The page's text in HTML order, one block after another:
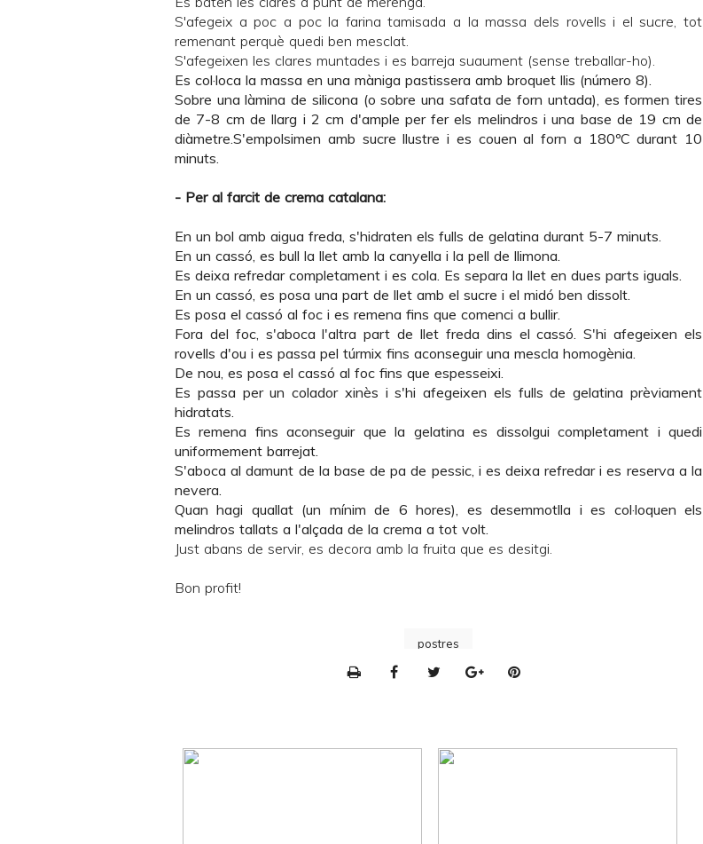
S'afegeix a poc a poc la farina tamisada a la massa dels rovells i el sucre, tot
remenant perquè quedi ben mesclat.
S'afegeixen les clares muntades i es barreja suaument (sense treballar-ho).
Es col·loca la massa en una màniga pastissera amb broquet llis (número 8).
Sobre una làmina de silicona (o sobre una safata de forn untada), es formen tires
de 7-8 cm de llarg i 2 cm d'ample per fer els melindros i una base de 19 cm de
diàmetre.S'empolsimen amb sucre llustre i es couen al forn a 180ºC durant 10
minuts.
- Per al farcit de crema catalana:
En un bol amb aigua freda, s'hidraten els fulls de gelatina durant 5-7 minuts.
En un cassó, es bull la llet amb la canyella i la pell de llimona.
Es deixa refredar completament i es cola. Es separa la llet en dues parts iguals.
En un cassó, es posa una part de llet amb el sucre i el midó ben dissolt.
Es posa el cassó al foc i es remena fins que comenci a bullir.
Fora del foc, s'aboca l'altra part de llet freda dins el cassó. S'hi afegeixen els
rovells d'ou i es passa pel túrmix fins aconseguir una mescla homogènia.
De nou, es posa el cassó al foc fins que espesseixi.
Es passa per un colador xinès i s'hi afegeixen els fulls de gelatina prèviament
hidratats.
Es remena fins aconseguir que la gelatina es dissolgui completament i quedi
uniformement barrejat.
S'aboca al damunt de la base de pa de pessic, i es deixa refredar i es reserva a la
nevera.
Quan hagi quallat (un mínim de 6 hores), es desemmotlla i es col·loquen els
melindros tallats a l'alçada de la crema a tot volt.
Just abans de servir, es decora amb la fruita que es desitgi.
Bon profit!
postres
n